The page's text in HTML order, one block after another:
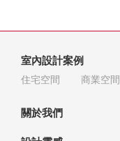
室內設計案例
住宅空間 商業空間
關於我們